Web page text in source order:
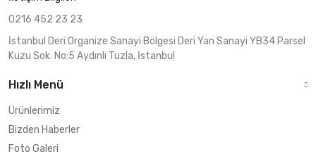
0216 452 23 23
İstanbul Deri Organize Sanayi Bölgesi Deri Yan Sanayi YB34 Parsel
Kuzu Sok. No:5 Aydınlı Tuzla, İstanbul
Hızlı Menü
Ürünlerimiz
Bizden Haberler
Foto Galeri